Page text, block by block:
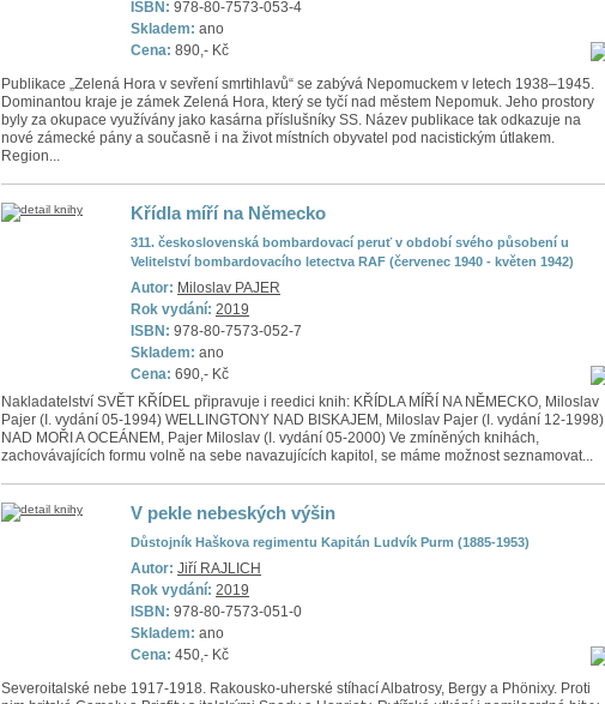
ISBN: 978-80-7573-053-4
Skladem: ano
Cena: 890,- Kč
Publikace „Zelená Hora v sevření smrtihlavů“ se zabývá Nepomuckem v letech 1938–1945.
Dominantou kraje je zámek Zelená Hora, který se tyčí nad městem Nepomuk. Jeho prostory
byly za okupace využívány jako kasárna příslušníky SS. Název publikace tak odkazuje na
nové zámecké pány a současně i na život místních obyvatel pod nacistickým útlakem.
Region...
Křídla míří na Německo
311. československá bombardovací peruť v období svého působení u
Velitelství bombardovacího letectva RAF (červenec 1940 - květen 1942)
Autor: Miloslav PAJER
Rok vydání: 2019
ISBN: 978-80-7573-052-7
Skladem: ano
Cena: 690,- Kč
Nakladatelství SVĚT KŘÍDEL připravuje i reedici knih: KŘÍDLA MÍŘÍ NA NĚMECKO, Miloslav
Pajer (I. vydání 05-1994) WELLINGTONY NAD BISKAJEM, Miloslav Pajer (I. vydání 12-1998)
NAD MOŘI A OCEÁNEM, Pajer Miloslav (I. vydání 05-2000) Ve zmíněných knihách,
zachovávajících formu volně na sebe navazujících kapitol, se máme možnost seznamovat...
V pekle nebeských výšin
Důstojník Haškova regimentu Kapitán Ludvík Purm (1885-1953)
Autor: Jiří RAJLICH
Rok vydání: 2019
ISBN: 978-80-7573-051-0
Skladem: ano
Cena: 450,- Kč
Severoitalské nebe 1917-1918. Rakousko-uherské stíhací Albatrosy, Bergy a Phönixy. Proti